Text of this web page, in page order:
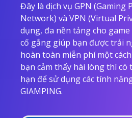
Đây là dịch vụ GPN (Gaming
Network) và VPN (Virtual
dụng, đa nền tảng cho
cố gắng giúp bạn được trải
hoàn toàn miễn phí một
bạn cảm thấy hài lòng thì có
hạn để sử dụng các tính
GIAMPING.